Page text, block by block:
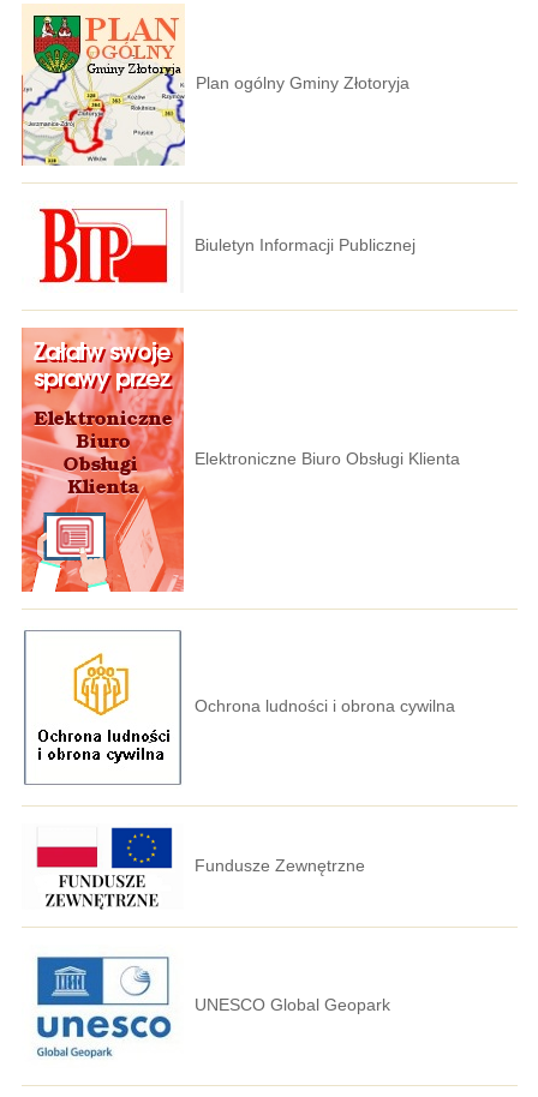
Plan ogólny Gminy Złotoryja
Biuletyn Informacji Publicznej
Elektroniczne Biuro Obsługi Klienta
Ochrona ludności i obrona cywilna
Fundusze Zewnętrzne
UNESCO Global Geopark